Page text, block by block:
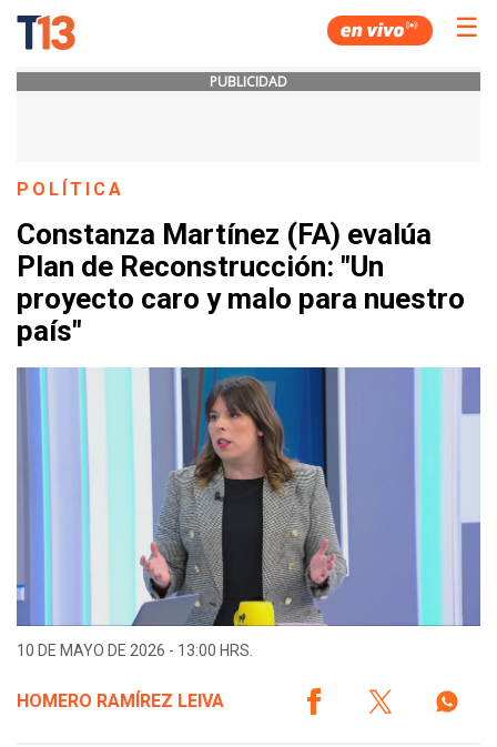
☰
PUBLICIDAD
POLÍTICA
Constanza Martínez (FA) evalúa
Plan de Reconstrucción: "Un
proyecto caro y malo para nuestro
país"
10 DE MAYO DE 2026 - 13:00 HRS.
HOMERO RAMÍREZ LEIVA